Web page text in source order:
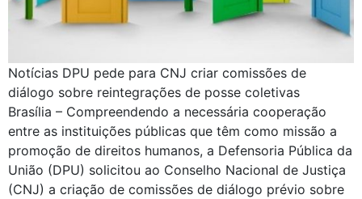
Notícias DPU pede para CNJ criar comissões de
diálogo sobre reintegrações de posse coletivas
Brasília – Compreendendo a necessária cooperação
entre as instituições públicas que têm como missão a
promoção de direitos humanos, a Defensoria Pública da
União (DPU) solicitou ao Conselho Nacional de Justiça
(CNJ) a criação de comissões de diálogo prévio sobre